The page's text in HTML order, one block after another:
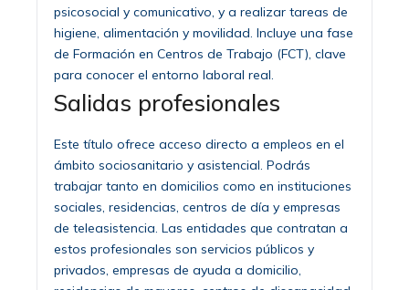
psicosocial y comunicativo, y a realizar tareas de
higiene, alimentación y movilidad. Incluye una fase
de Formación en Centros de Trabajo (FCT), clave
para conocer el entorno laboral real.
Salidas profesionales
Este título ofrece acceso directo a empleos en el
ámbito sociosanitario y asistencial. Podrás
trabajar tanto en domicilios como en instituciones
sociales, residencias, centros de día y empresas
de teleasistencia. Las entidades que contratan a
estos profesionales son servicios públicos y
privados, empresas de ayuda a domicilio,